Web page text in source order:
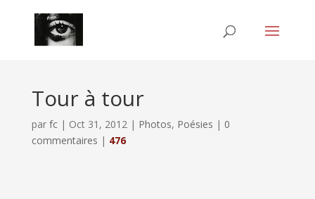
Tour à tour
par fc| Oct 31, 2012| Photos, Poésies | 0
commentaires | 476